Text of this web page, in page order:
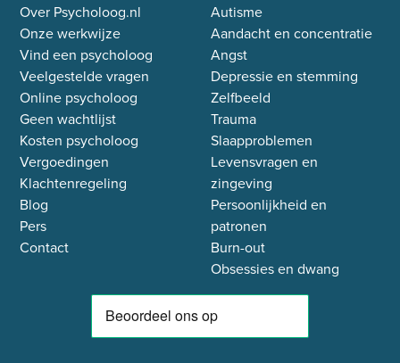
Over Psycholoog.nl
Onze werkwijze
Vind een psycholoog
Veelgestelde vragen
Online psycholoog
Geen wachtlijst
Kosten psycholoog
Vergoedingen
Klachtenregeling
Blog
Pers
Contact
Autisme
Aandacht en concentratie
Angst
Depressie en stemming
Zelfbeeld
Trauma
Slaapproblemen
Levensvragen en
zingeving
Persoonlijkheid en
patronen
Burn-out
Obsessies en dwang